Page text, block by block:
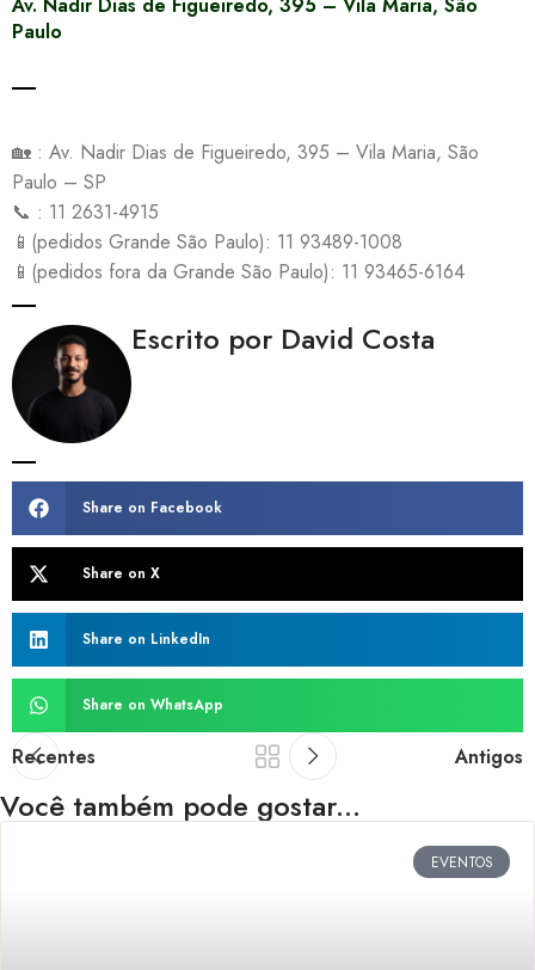
Paulo
🏡 : Av. Nadir Dias de Figueiredo, 395 – Vila Maria, São
Paulo – SP
📞 : 11 2631-4915
📱(pedidos Grande São Paulo): 11 93489-1008
📱(pedidos fora da Grande São Paulo): 11 93465-6164
Escrito por David Costa
Share on Facebook
Share on X
Share on LinkedIn
Share on WhatsApp
Recentes Antigos
Você também pode gostar...
EVENTOS